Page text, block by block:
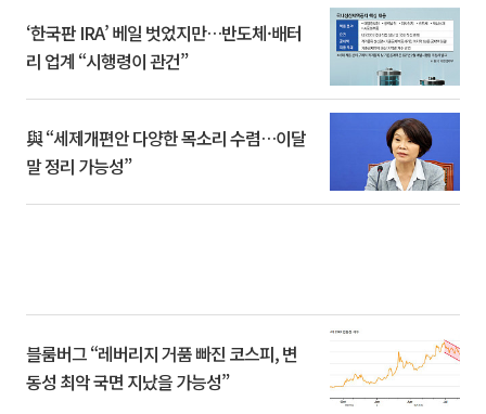
‘한국판 IRA’ 베일 벗었지만…반도체·배터
리 업계 “시행령이 관건”
與 “세제개편안 다양한 목소리 수렴…이달
말 정리 가능성”
블룸버그 “레버리지 거품 빠진 코스피, 변
동성 최악 국면 지났을 가능성”